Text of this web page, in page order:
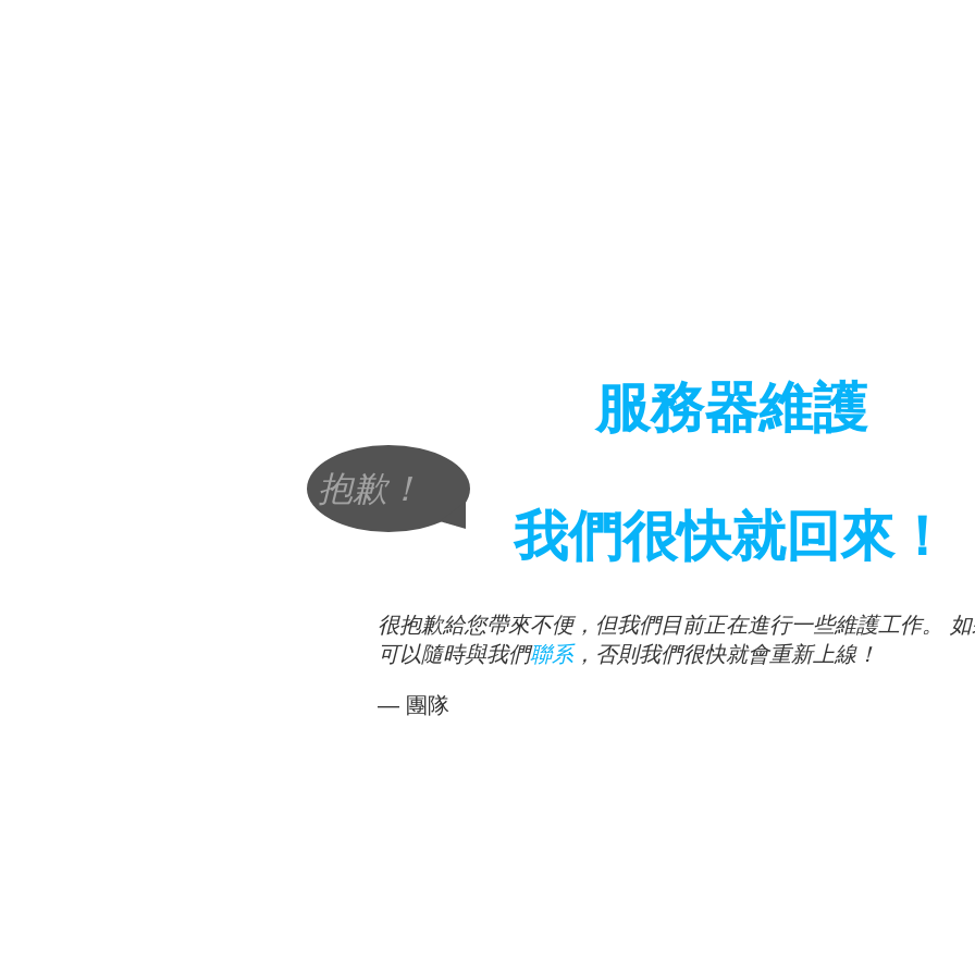
服務器維護
抱歉！
我們很快就回來！
很抱歉給您帶來不便，但我們目前正在進行一些維護工作。 如
可以隨時與我們聯系，否則我們很快就會重新上線！
— 團隊